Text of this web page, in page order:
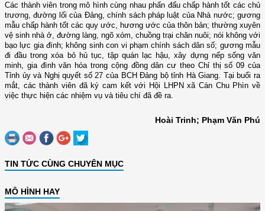
Các thành viên trong mô hình cùng nhau phấn đấu chấp hành tốt các chủ
trương, đường lối của Đảng, chính sách pháp luật của Nhà nước; gương
mẫu chấp hành tốt các quy ước, hương ước của thôn bản; thường xuyên
vệ sinh nhà ở, đường làng, ngõ xóm, chuồng trại chăn nuôi; nói không với
bạo lực gia đình; không sinh con vi phạm chính sách dân số; gương mẫu
đi đầu trong xóa bỏ hủ tục, tập quán lạc hậu, xây dựng nếp sống văn
minh, gia đình văn hóa trong cộng đồng dân cư theo Chỉ thị số 09 của
Tỉnh ủy và Nghị quyết số 27 của BCH Đảng bộ tỉnh Hà Giang. Tại buổi ra
mắt, các thành viên đã ký cam kết với Hội LHPN xã Cán Chu Phìn về
việc thực hiện các nhiệm vụ và tiêu chí đã đề ra.
Hoài Trinh; Phạm Văn Phú
TIN TỨC CÙNG CHUYÊN MỤC
MÔ HÌNH HAY